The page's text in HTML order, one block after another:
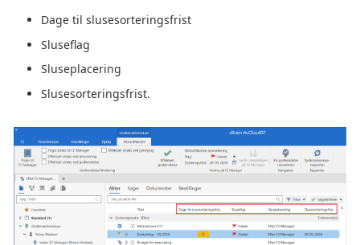
Dage til slusesorteringsfrist
Sluseflag
Sluseplacering
Slusesorteringsfrist.